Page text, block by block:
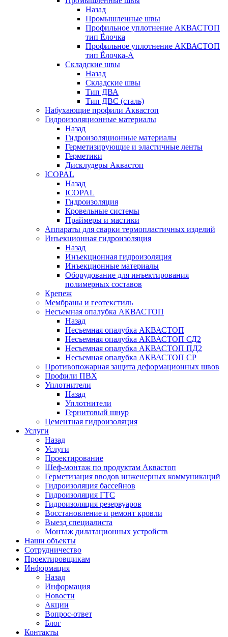
Назад
Промышленные швы
Профильное уплотнение АКВАСТОП
тип Ёлочка
Профильное уплотнение АКВАСТОП
тип Ёлочка-А
Складские швы
Назад
Складские швы
Тип ДВА
Тип ДВС (сталь)
Набухающие профили Аквастоп
Гидроизоляционные материалы
Назад
Гидроизоляционные материалы
Герметизирующие и эластичные ленты
Герметики
Дисклудеры Аквастоп
ICOPAL
Назад
ICOPAL
Гидроизоляция
Кровельные системы
Праймеры и мастики
Аппараты для сварки термопластичных изделий
Инъекционная гидроизоляция
Назад
Инъекционная гидроизоляция
Инъекционные материалы
Оборудование для инъектирования
полимерных составов
Крепеж
Мембраны и геотекстиль
Несъемная опалубка АКВАСТОП
Назад
Несъемная опалубка АКВАСТОП
Несъемная опалубка АКВАСТОП СД2
Несъемная опалубка АКВАСТОП ПД2
Несъемная опалубка АКВАСТОП СР
Противопожарная защита деформационных швов
Профили ПВХ
Уплотнители
Назад
Уплотнители
Гернитовый шнур
Цементная гидроизоляция
Услуги
Назад
Услуги
Проектирование
Шеф-монтаж по продуктам Аквастоп
Герметизация вводов инженерных коммуникаций
Гидроизоляция бассейнов
Гидроизоляция ГТС
Гидроизоляция резервуаров
Восстановление и ремонт кровли
Выезд специалиста
Монтаж дилатационных устройств
Наши объекты
Сотрудничество
Проектировщикам
Информация
Назад
Информация
Новости
Акции
Вопрос-ответ
Блог
Контакты